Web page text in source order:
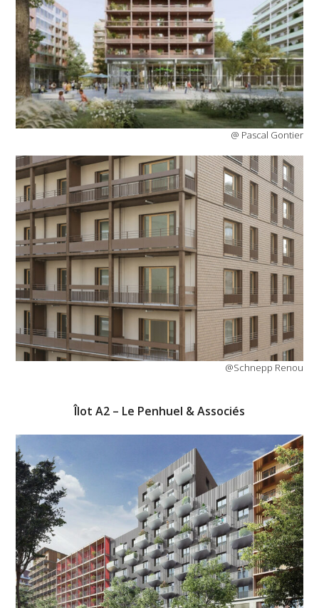
@ Pascal Gontier
@Schnepp Renou
Îlot A2 – Le Penhuel & Associés